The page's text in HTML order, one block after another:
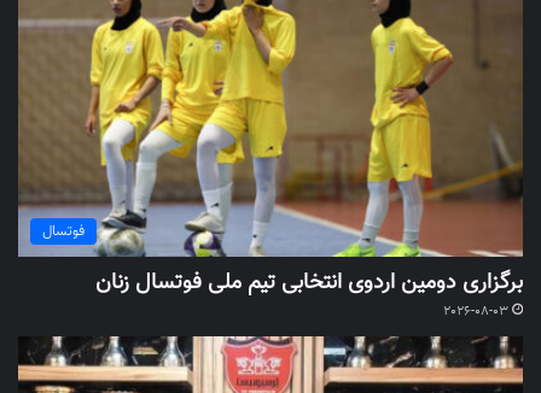
فوتسال
برگزاری دومین اردوی انتخابی تیم ملی فوتسال زنان
2026-08-03